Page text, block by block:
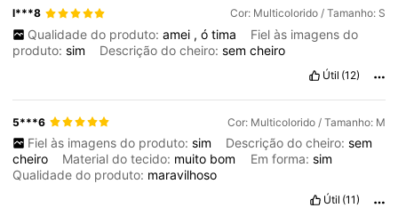
l***8 Cor: Multicolorido / Tamanho: S
Qualidade do produto: amei , ó tima
Fiel às imagens do
produto:sim Descrição do cheiro:semcheiro
Útil (12)
5***6 Cor: Multicolorido / Tamanho: M
Fiel às imagens do produto: sim Descrição do cheiro: sem
cheiro
Material do tecido: muito bom Em forma: sim
Qualidade do produto: maravilhoso
Útil (11)